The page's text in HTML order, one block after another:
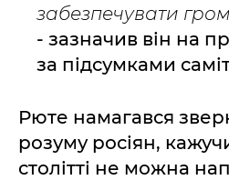
забезпечувати
- зазначив він на
за підсумками
Рюте намагався
розуму росіян,
столітті не можна